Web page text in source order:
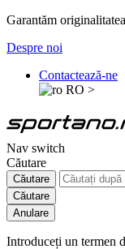
Garantăm
Despre noi
Contactează-ne
RO >
Nav switch
Căutare
Căutare
Căutare
Anulare
Introduceți un termen